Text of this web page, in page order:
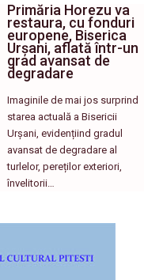
Primăria Horezu va
restaura, cu fonduri
europene, Biserica
Urșani, aflată într-un
grad avansat de
degradare
Imaginile de mai jos surprind
starea actuală a Bisericii
Urșani, evidențiind gradul
avansat de degradare al
turlelor, pereților exteriori,
învelitorii…